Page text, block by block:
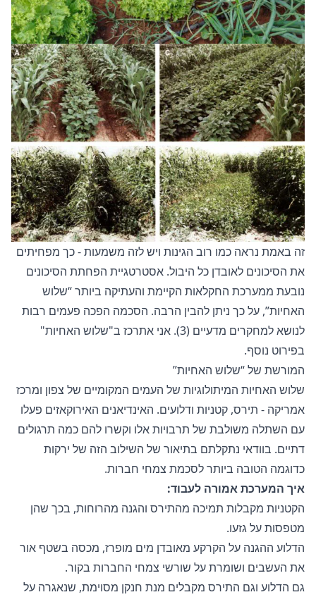
זה באמת נראה כמו רוב הגינות ויש לזה משמעות - כך מפחיתים
את הסיכונים לאובדן כל היבול. אסטרטגיית הפחתת הסיכונים
נובעת ממערכת החקלאות הקיימת והעתיקה ביותר “שלוש
האחיות”, על כך ניתן להבין הרבה. הסכמה הפכה פעמים רבות
לנושא למחקרים מדעיים (3). אני אתרכז ב"שלוש האחיות"
בפירוט נוסף.
המורשת של “שלוש האחיות”
שלוש האחיות המיתולוגיות של העמים המקומיים של צפון ומרכז
אמריקה - תירס, קטניות ודלועים. האינדיאנים האירוקאזים פעלו
עם השתלה משולבת של תרבויות אלו וקשרו להם כמה תרגולים
דתיים. בוודאי נתקלתם בתיאור של השילוב הזה של ירקות
כדוגמה הטובה ביותר לסכמת צמחי חברות.
איך המערכת אמורה לעבוד:
הקטניות מקבלות תמיכה מהתירס והגנה מהרוחות, בכך שהן
מטפסות על גזעו.
הדלוע ההגנה על הקרקע מאובדן מים מופרז, מכסה בשטף אור
את העשבים ושומרת על שורשי צמחי החברות בקור.
גם הדלוע וגם התירס מקבלים מנת חנקן מסוימת, שנאגרה על